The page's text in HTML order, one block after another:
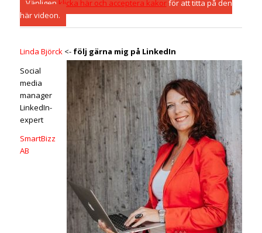
Vänligen klicka här och acceptera kakorför att titta på den
här videon.
Linda Björck<- följ gärna mig på LinkedIn
Social
media
manager
LinkedIn-
expert
SmartBizz
AB